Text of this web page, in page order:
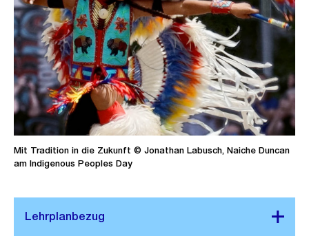
Mit Tradition in die Zukunft © Jonathan Labusch, Naiche Duncan
am Indigenous Peoples Day